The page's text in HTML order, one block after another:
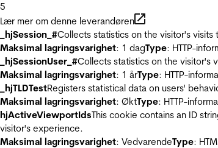
5
Lær mer om denne leverandøren
_hjSession_#Collects statistics on the visitor's
Maksimal lagringsvarighet: 1 dagType: HTTP-
_hjSessionUser_#Collects statistics on the visitor's
Maksimal lagringsvarighet: 1 årType: HTTP-
_hjTLDTestRegisters statistical data on users'
Maksimal lagringsvarighet: ØktType: HTTP-
hjActiveViewportIdsThis cookie contains an ID
visitor's experience.
Maksimal lagringsvarighet: VedvarendeType: